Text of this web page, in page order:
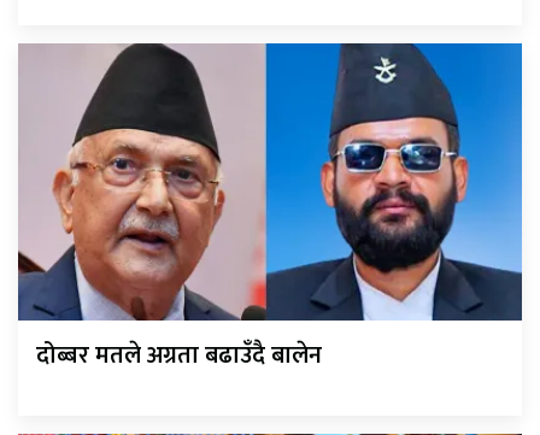
दोब्बर मतले अग्रता बढाउँदै बालेन